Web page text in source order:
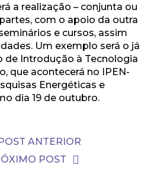
a realização – conjunta ou
com o apoio da outra
e cursos, assim
Um exemplo será o já
de Introdução à Tecnologia
que acontecerá no IPEN-
Energéticas e
dia 19 de outubro.
ANTERIOR
POST